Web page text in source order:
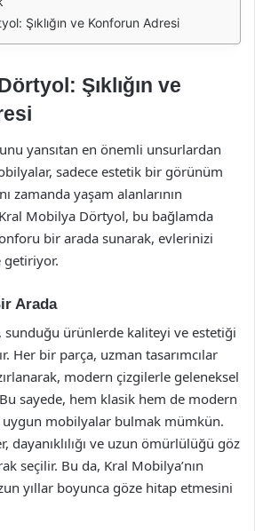
Şıklığın ve Konforun Adresi
Şıklığın ve
yansıtan en önemli unsurlardan
sadece estetik bir görünüm
zamanda yaşam alanlarının
Mobilya Dörtyol, bu bağlamda
bir arada sunarak, evlerinizi
getiriyor.
Arada
ürünlerde kaliteyi ve estetiği
Her bir parça, uzman tasarımcılar
modern çizgilerle geleneksel
sayede, hem klasik hem de modern
mobilyalar bulmak mümkün.
dayanıklılığı ve uzun ömürlülüğü göz
seçilir. Bu da, Kral Mobilya’nın
yıllar boyunca göze hitap etmesini